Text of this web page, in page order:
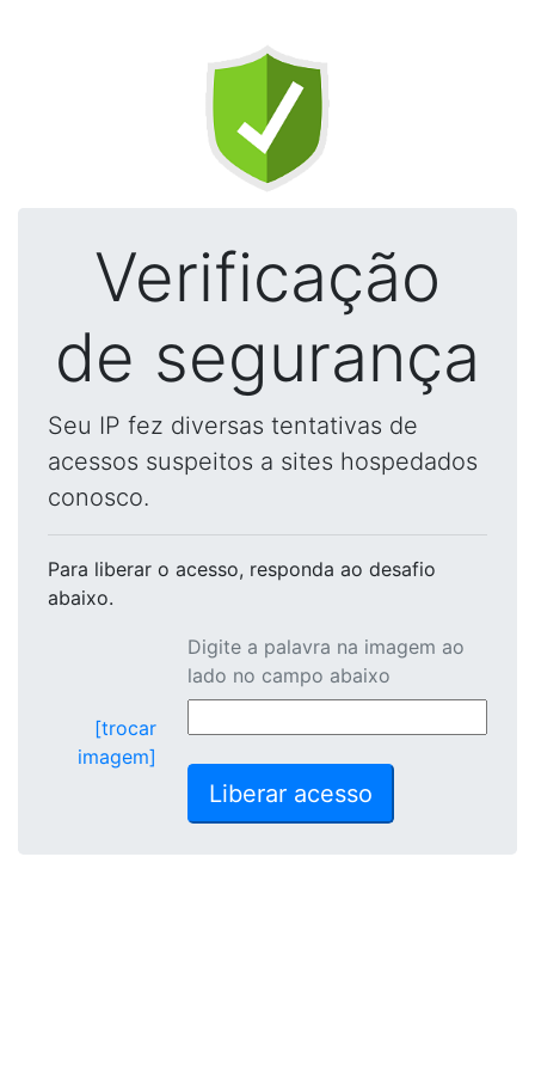
Verificação
de segurança
Seu IP fez diversas tentativas de
acessos suspeitos a sites hospedados
conosco.
Para liberar o acesso, responda ao desafio
abaixo.
[trocar
imagem]
Digite a palavra na imagem ao
lado no campo abaixo